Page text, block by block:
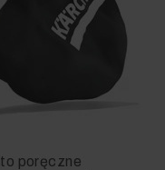
to poręczne